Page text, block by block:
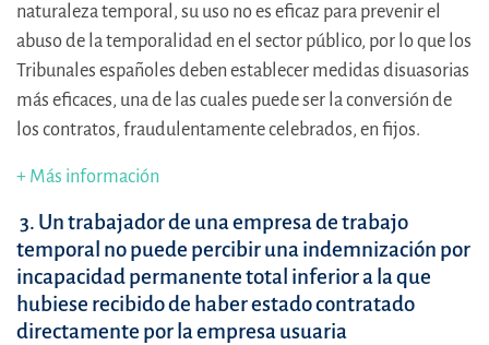
naturaleza temporal, su uso no es eficaz para prevenir el
abuso de la temporalidad en el sector público, por lo que los
Tribunales españoles deben establecer medidas disuasorias
más eficaces, una de las cuales puede ser la conversión de
los contratos, fraudulentamente celebrados, en fijos.
+ Más información
3. Un trabajador de una empresa de trabajo
temporal no puede percibir una indemnización por
incapacidad permanente total inferior a la que
hubiese recibido de haber estado contratado
directamente por la empresa usuaria